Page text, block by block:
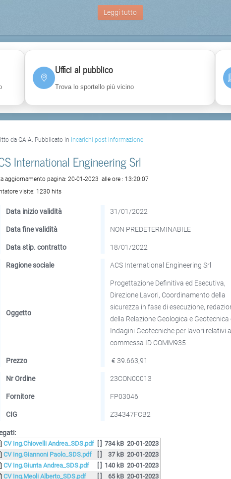
Leggi tutto
Uffici al pubblico
Trova lo sportello più vicino
da GAIA. Pubblicato in Incarichi post informazione
International Engineering Srl
aggiornamento pagina:20-01-2023 alle ore : 13:20:07
visite: 1230 hits
Data inizio validità 31/01/2022
Data fine validità NON PREDETERMINABILE
Data stip. contratto 18/01/2022
Ragione sociale ACS International Engineering Srl
Oggetto
Progettazione Definitiva ed Esecutiva,
Direzione Lavori, Coordinamento della
sicurezza in fase di esecuzione,
della Relazione Geologica e Geotecnica
Indagini Geotecniche per lavori relativi
commessa ID COMM935
Prezzo € 39.663,91
Nr Ordine 23CON00013
Fornitore FP03046
CIG Z34347FCB2
CV Ing.Chiovelli Andrea_SDS.pdf [ ] 734 kB 20-01-2023
CV Ing.Giannoni Paolo_SDS.pdf
[ ] 37 kB 20-01-2023
CV Ing.Giunta Andrea_SDS.pdf
[ ] 140 kB 20-01-2023
CV Ing.Meoli Alberto_SDS.pdf
[ ] 65 kB 20-01-2023